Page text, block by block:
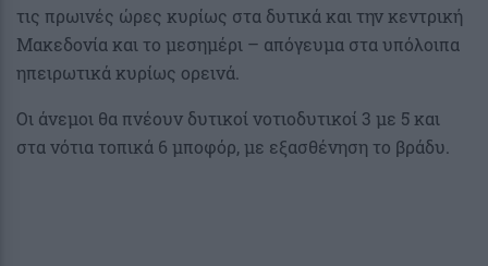
τις πρωινές ώρες κυρίως στα δυτικά και την κεντρική
Μακεδονία και το μεσημέρι – απόγευμα στα υπόλοιπα
ηπειρωτικά κυρίως ορεινά.
Οι άνεμοι θα πνέουν δυτικοί νοτιοδυτικοί 3 με 5 και
στα νότια τοπικά 6 μποφόρ, με εξασθένηση το βράδυ.